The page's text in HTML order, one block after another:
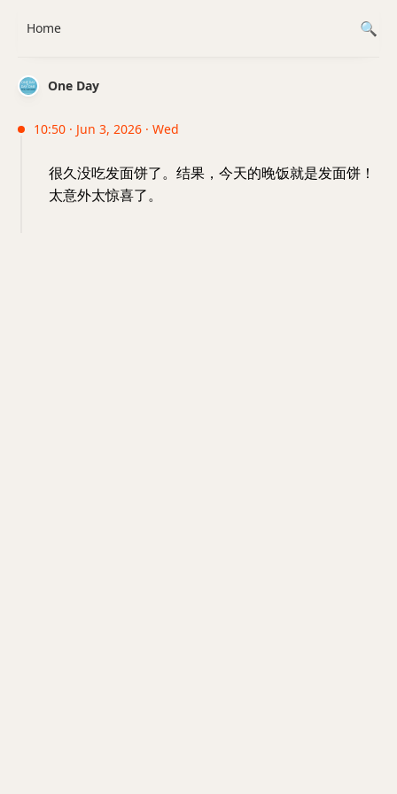
One Day
10:50 · Jun 3, 2026 · Wed
很久没吃发面饼了。结果，今天的晚饭就是发面饼！
太意外太惊喜了。
Home